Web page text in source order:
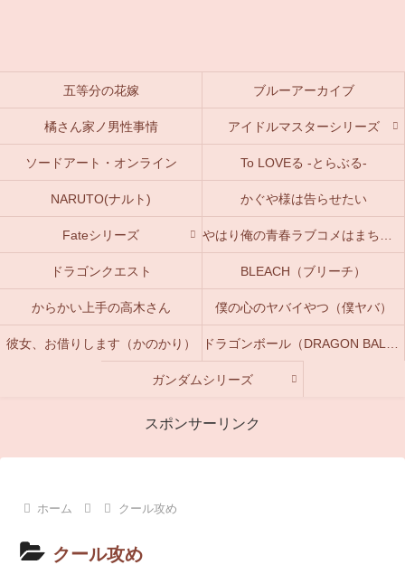
五等分の花嫁 ブルーアーカイブ
橘さん家ノ男性事情 アイドルマスターシリーズ
ソードアート・オンライン To LOVEる -とらぶる-
NARUTO(ナルト) かぐや様は告らせたい
Fateシリーズ
ドラゴンクエスト BLEACH（ブリーチ）
からかい上手の高木さん 僕の心のヤバイやつ（僕ヤバ）
彼女、お借りします（かのかり）
ガンダムシリーズ
スポンサーリンク
ホーム クール攻め
クール攻め